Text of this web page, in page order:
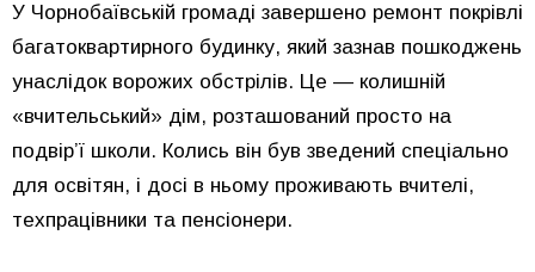
У Чорнобаївській громаді завершено ремонт покрівлі
багатоквартирного будинку, який зазнав пошкоджень
унаслідок ворожих обстрілів. Це — колишній
«вчительський» дім, розташований просто на
подвір’ї школи. Колись він був зведений спеціально
для освітян, і досі в ньому проживають вчителі,
техпрацівники та пенсіонери.